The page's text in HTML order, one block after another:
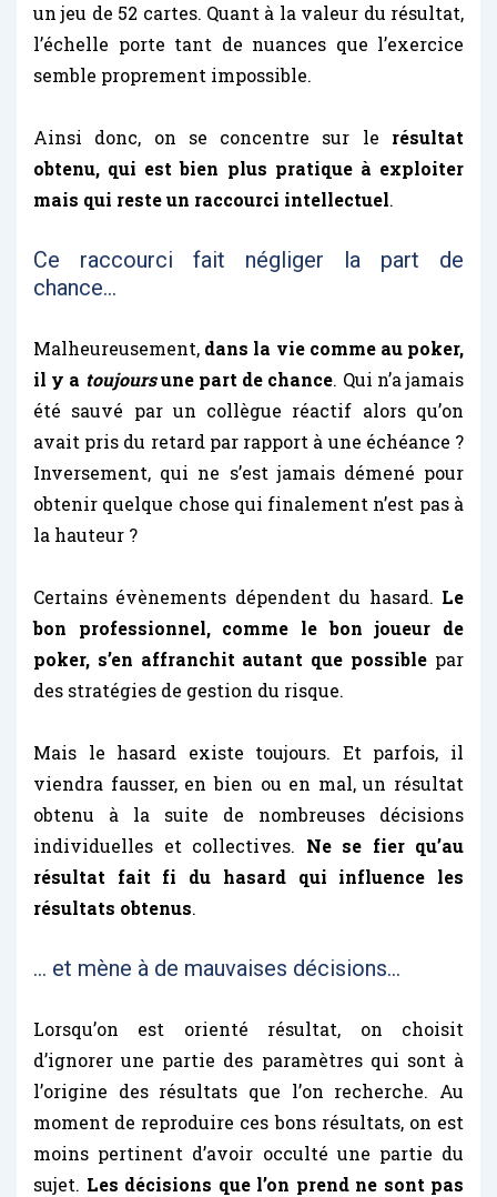
un jeu de 52 cartes. Quant à la valeur du résultat,
l’échelle porte tant de nuances que l’exercice
semble proprement impossible.
Ainsi donc, on se concentre sur le résultat
obtenu, qui est bien plus pratique à exploiter
mais qui reste un raccourci intellectuel.
Ce raccourci fait négliger la part de
chance…
Malheureusement, dans la vie comme au poker,
il y a toujoursune part de chance. Qui n’a jamais
été sauvé par un collègue réactif alors qu’on
avait pris du retard par rapport à une échéance ?
Inversement, qui ne s’est jamais démené pour
obtenir quelque chose qui finalement n’est pas à
la hauteur ?
Certains évènements dépendent du hasard. Le
bon professionnel, comme le bon joueur de
poker, s’en affranchit autant que possible par
des stratégies de gestion du risque.
Mais le hasard existe toujours. Et parfois, il
viendra fausser, en bien ou en mal, un résultat
obtenu à la suite de nombreuses décisions
individuelles et collectives. Ne se fier qu’au
résultat fait fi du hasard qui influence les
résultats obtenus.
… et mène à de mauvaises décisions…
Lorsqu’on est orienté résultat, on choisit
d’ignorer une partie des paramètres qui sont à
l’origine des résultats que l’on recherche. Au
moment de reproduire ces bons résultats, on est
moins pertinent d’avoir occulté une partie du
sujet. Les décisions que l’on prend ne sont pas